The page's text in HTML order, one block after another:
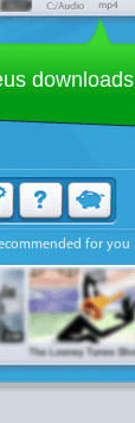
for you
downloads